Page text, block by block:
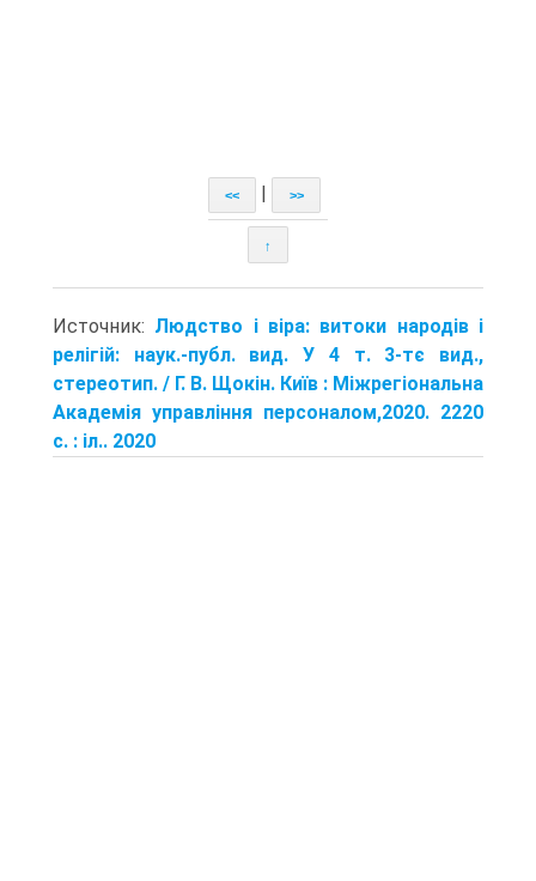
<< >>
↑
Источник: Людство і віра: витоки народів і
релігій: наук.-публ. вид. У 4 т. 3-тє вид.,
стереотип. / Г. В. Щокін. Київ : Міжрегіональна
Академія управління персоналом,2020. 2220
с. : іл.. 2020